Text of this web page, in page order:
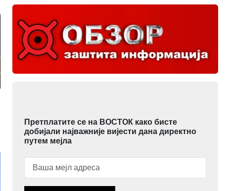
Претплатите се на ВОСТОК како бисте
добијали најважније вијести дана директно
путем мејла